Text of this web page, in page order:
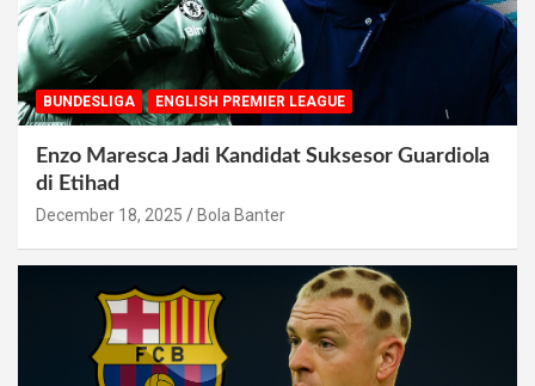
BUNDESLIGA ENGLISH PREMIER LEAGUE
Enzo Maresca Jadi Kandidat Suksesor Guardiola
di Etihad
December 18, 2025 Bola Banter